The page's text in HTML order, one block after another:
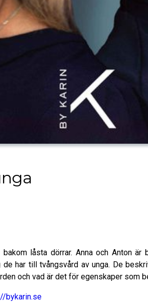
låsta dörrar. Anna och Anton
har till tvångsvård av unga. De
och vad är det för egenskaper
bykarin.se